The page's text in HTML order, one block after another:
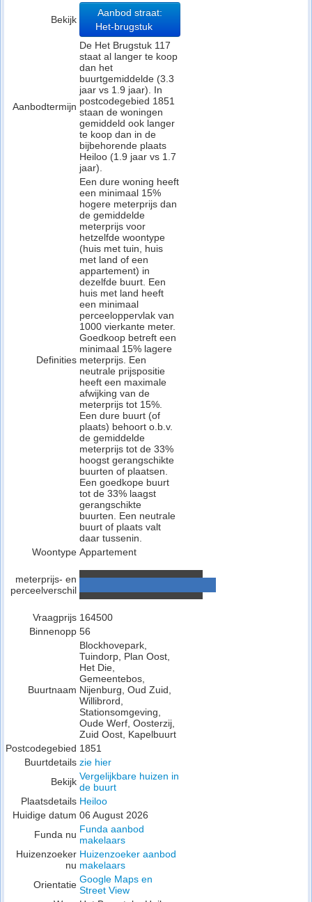
Bekijk
Aanbod straat:
Het-brugstuk
Aanbodtermijn
De Het Brugstuk 117
staat al langer te koop
dan het
buurtgemiddelde (3.3
jaar vs 1.9 jaar). In
postcodegebied 1851
staan de woningen
gemiddeld ook langer
te koop dan in de
bijbehorende plaats
Heiloo (1.9 jaar vs 1.7
jaar).
Definities
Een dure woning heeft
een minimaal 15%
hogere meterprijs dan
de gemiddelde
meterprijs voor
hetzelfde woontype
(huis met tuin, huis
met land of een
appartement) in
dezelfde buurt. Een
huis met land heeft
een minimaal
perceeloppervlak van
1000 vierkante meter.
Goedkoop betreft een
minimaal 15% lagere
meterprijs. Een
neutrale prijspositie
heeft een maximale
afwijking van de
meterprijs tot 15%.
Een dure buurt (of
plaats) behoort o.b.v.
de gemiddelde
meterprijs tot de 33%
hoogst gerangschikte
buurten of plaatsen.
Een goedkope buurt
tot de 33% laagst
gerangschikte
buurten. Een neutrale
buurt of plaats valt
daar tussenin.
Woontype Appartement
meterprijs- en
perceelverschil
Vraagprijs 164500
Binnenopp 56
Buurtnaam
Blockhovepark,
Tuindorp, Plan Oost,
Het Die,
Gemeentebos,
Nijenburg, Oud Zuid,
Willibrord,
Stationsomgeving,
Oude Werf, Oosterzij,
Zuid Oost, Kapelbuurt
Postcodegebied 1851
Buurtdetails zie hier
Bekijk Vergelijkbare huizen in
de buurt
Plaatsdetails Heiloo
Huidige datum 06 August 2026
Funda nu Funda aanbod
makelaars
Huizenzoeker
nu
Huizenzoeker aanbod
makelaars
Orientatie Google Maps en
Street View